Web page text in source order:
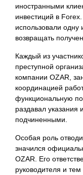
иностранными
инвестиций в
использовали одну
возвращать
Каждый из
преступной
компании OZAR,
координацией
функциональную
раздавал
подчиненными.
Особая роль
значился
OZAR. Его
руководителя и